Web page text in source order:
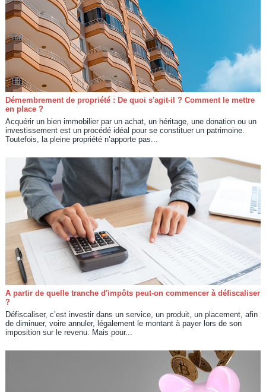
Démembrement de propriété : De quoi s'agit-il ? Comment le mettre
en place ?
Acquérir un bien immobilier par un achat, un héritage, une donation ou un
investissement est un procédé idéal pour se constituer un patrimoine.
Toutefois, la pleine propriété n’apporte pas...
A partir de quelle tranche d'impôts peut-on commencer à défiscaliser
?
Défiscaliser, c’est investir dans un service, un produit, un placement, afin
de diminuer, voire annuler, légalement le montant à payer lors de son
imposition sur le revenu. Mais pour...